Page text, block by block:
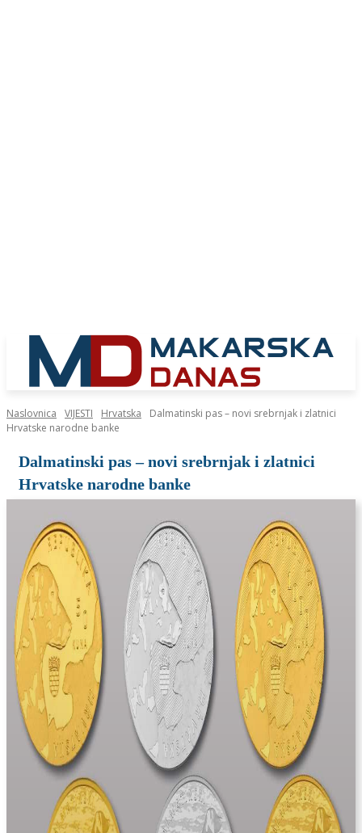
Naslovnica VIJESTI Hrvatska
Dalmatinski pas – novi srebrnjak i zlatnici
Hrvatske narodne banke
Dalmatinski pas – novi srebrnjak i zlatnici
Hrvatske narodne banke